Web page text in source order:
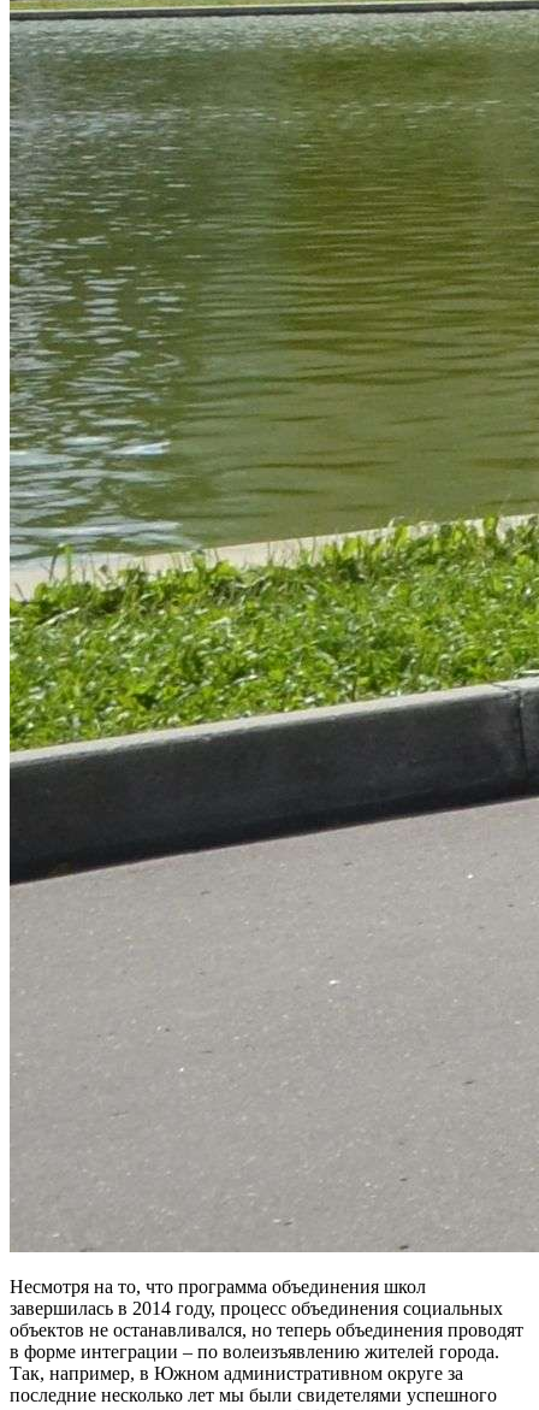
Несмотря на то, что программа объединения школ
завершилась в 2014 году, процесс объединения социальных
объектов не останавливался, но теперь объединения проводят
в форме интеграции – по волеизъявлению жителей города.
Так, например, в Южном административном округе за
последние несколько лет мы были свидетелями успешного